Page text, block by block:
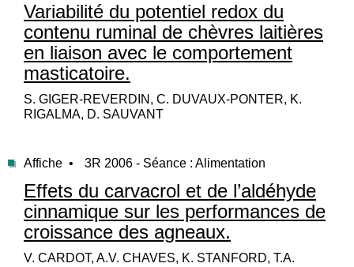
Variabilité du potentiel redox du
contenu ruminal de chèvres laitières
en liaison avec le comportement
masticatoire.
S. GIGER-REVERDIN, C. DUVAUX-PONTER, K.
RIGALMA, D. SAUVANT
Affiche • 3R 2006 - Séance : Alimentation
Effets du carvacrol et de l’aldéhyde
cinnamique sur les performances de
croissance des agneaux.
V. CARDOT, A.V. CHAVES, K. STANFORD, T.A.